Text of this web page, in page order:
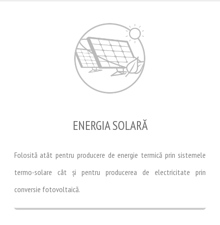
ENERGIA SOLARĂ
Folosită atât pentru producere de energie termică prin sistemele
termo-solare cât și pentru producerea de electricitate prin
conversie fotovoltaică.